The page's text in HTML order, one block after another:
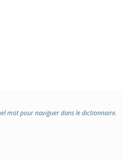
mot pour naviguer dans le dictionnaire.